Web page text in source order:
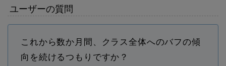
ユーザーの質問
これから数か月間、クラス全体へのバフの傾
向を続けるつもりですか？